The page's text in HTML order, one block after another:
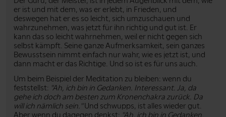
er ist und mit dem, was er erlebt, in Frieden, und
deswegen hat er es so leicht, sich umzuschauen und
wahrzunehmen, was jetzt für ihn richtig und gut ist. Er
kann das so leicht wahrnehmen, weil er nicht gegen sich
selbst kämpft. Seine ganze Aufmerksamkeit, sein ganzes
Bewusstsein nimmt einfach nur wahr, wie es jetzt ist, und
dann macht er das Richtige. Und so ist es für uns auch.
Um beim Beispiel der Meditation zu bleiben: wenn du
feststellst: "Ah, ich bin in Gedanken. Interessant. Ja, da
gehe ich doch am besten zum Kronenchakra zurück. Da
will ich nämlich sein."Und schwupps, ist alles wieder gut.
Aber wenn du dagegen denkst: "Ah, ich bin in Gedanken.